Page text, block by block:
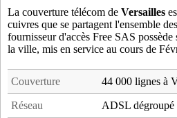
La couverture télécom de Versailles
cuivres que se partagent l'ensemble
fournisseur d'accès Free SAS possède
la ville, mis en service au cours de
Couverture 44 000 lignes à
Réseau ADSL dégroupé